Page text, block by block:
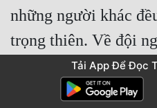
những người khác
trọng thiên. Về đội
là Đào Hàn, cũng có
trọng thiên, nhưng
Tải App Để Đọc